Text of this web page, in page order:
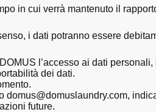
in cui verrà mantenuto il
i dati potranno essere
l’accesso ai dati
dei dati.
domus@domuslaundry.com,
future.